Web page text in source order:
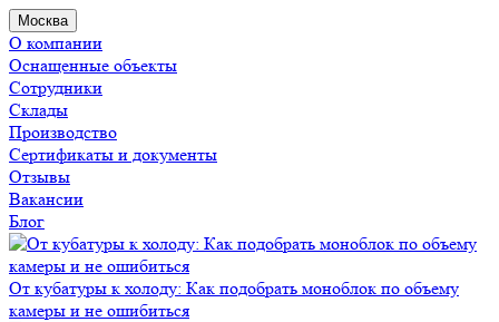
Москва
О компании
Оснащенные объекты
Сотрудники
Склады
Производство
Сертификаты и документы
Отзывы
Вакансии
Блог
От кубатуры к холоду: Как подобрать моноблок по объему
камеры и не ошибиться